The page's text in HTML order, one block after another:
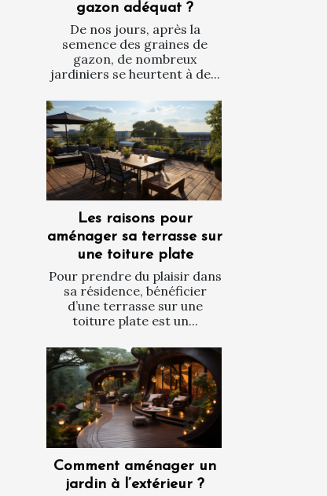
gazon adéquat ?
De nos jours, après la
semence des graines de
gazon, de nombreux
jardiniers se heurtent à de...
Les raisons pour
aménager sa terrasse sur
une toiture plate
Pour prendre du plaisir dans
sa résidence, bénéficier
d’une terrasse sur une
toiture plate est un...
Comment aménager un
jardin à l’extérieur ?